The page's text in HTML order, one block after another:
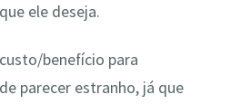
ele deseja.
benefício para
parecer estranho, já que